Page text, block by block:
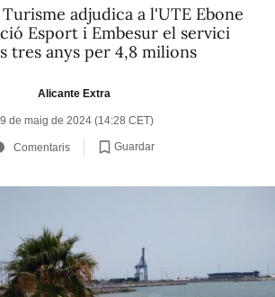
adjudica a l'UTE Ebone
Esport i Embesur el servici
tres anys per 4,8 milions
Alicante Extra
de maig de 2024 (14:28 CET)
Comentaris Guardar